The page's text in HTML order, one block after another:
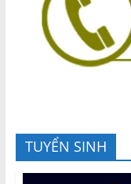
TUYỂN SINH